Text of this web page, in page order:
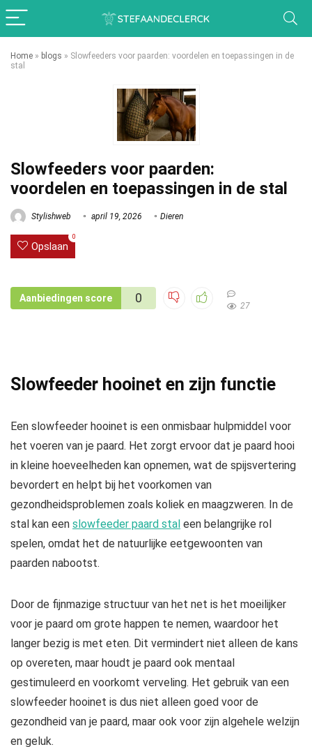
Home » blogs » Slowfeeders voor paarden: voordelen en toepassingen in de
stal
Slowfeeders voor paarden:
voordelen en toepassingen in de stal
Stylishweb april 19, 2026 Dieren
Opslaan
0
Aanbiedingen score 0
27
Slowfeeder hooinet en zijn functie
Een slowfeeder hooinet is een onmisbaar hulpmiddel voor
het voeren van je paard. Het zorgt ervoor dat je paard hooi
in kleine hoeveelheden kan opnemen, wat de spijsvertering
bevordert en helpt bij het voorkomen van
gezondheidsproblemen zoals koliek en maagzweren. In de
stal kan een slowfeeder paard stal een belangrijke rol
spelen, omdat het de natuurlijke eetgewoonten van
paarden nabootst.
Door de fijnmazige structuur van het net is het moeilijker
voor je paard om grote happen te nemen, waardoor het
langer bezig is met eten. Dit vermindert niet alleen de kans
op overeten, maar houdt je paard ook mentaal
gestimuleerd en voorkomt verveling. Het gebruik van een
slowfeeder hooinet is dus niet alleen goed voor de
gezondheid van je paard, maar ook voor zijn algehele welzijn
en geluk.